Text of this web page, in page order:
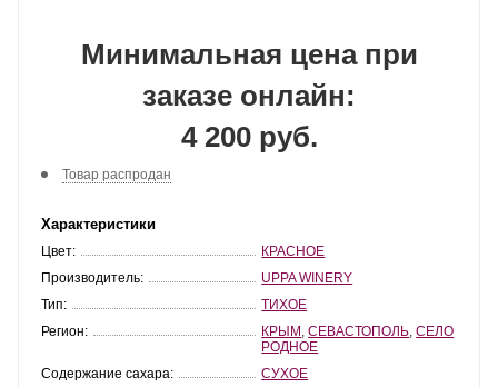
Минимальная цена при
заказе онлайн:
4 200 руб.
Товар распродан
Характеристики
Цвет:
КРАСНОЕ
Производитель:
UPPA WINERY
Тип:
ТИХОЕ
Регион:
КРЫМ ,СЕВАСТОПОЛЬ ,СЕЛО
РОДНОЕ
Содержание сахара:
СУХОЕ